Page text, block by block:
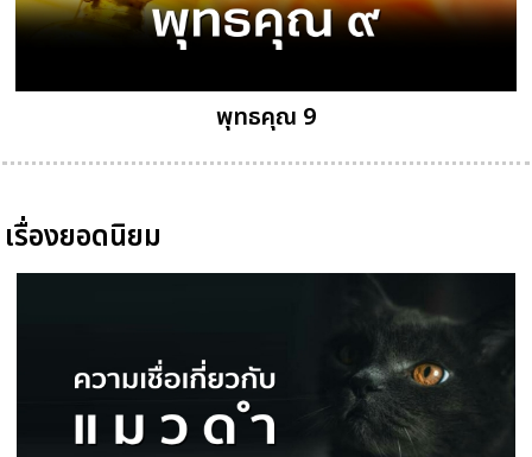
พุทธคุณ 9
เรื่องยอดนิยม